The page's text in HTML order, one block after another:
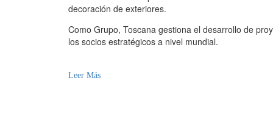
decoración de exteriores.
Como Grupo, Toscana gestiona el desarrollo de
los socios estratégicos a nivel mundial.
Leer Más